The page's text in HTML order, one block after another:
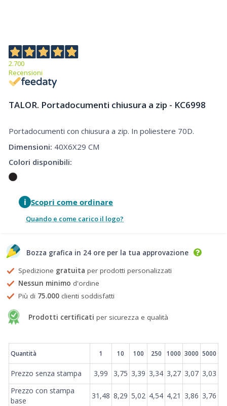
2.700
Recensioni
TALOR. Portadocumenti chiusura a zip - KC6998
Portadocumenti con chiusura a zip. In poliestere 70D.
Dimensioni: 40X6X29 CM
Colori disponibili:
i Scopri come ordinare
Quando e come carico il logo?
Bozza grafica in 24 ore per la tua approvazione
Spedizione gratuita per prodotti personalizzati
Nessun minimo d'ordine
Più di 75.000 clienti soddisfatti
Prodotti certificati per sicurezza e qualità
Prezzi
Quantità 1 10 100 250 1000 3000 5000
Prezzo senza stampa 3,99 3,75 3,39 3,34 3,27 3,07 3,03
Prezzo con stampa
base
31,48 8,29 5,02 4,54 4,21 3,86 3,76